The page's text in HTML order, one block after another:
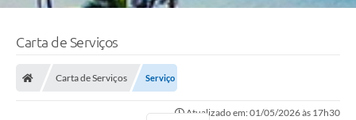
Carta de Serviços
Carta de Serviços Serviço
Atualizado em: 01/05/2026 às 17h30